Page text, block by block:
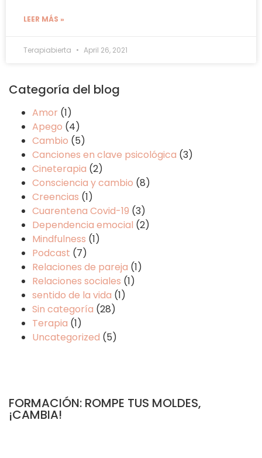
LEER MÁS »
Terapiabierta April 26, 2021
Categoría del blog
Amor (1)
Apego (4)
Cambio (5)
Canciones en clave psicológica (3)
Cineterapia (2)
Consciencia y cambio (8)
Creencias (1)
Cuarentena Covid-19 (3)
Dependencia emocial (2)
Mindfulness (1)
Podcast (7)
Relaciones de pareja (1)
Relaciones sociales (1)
sentido de la vida (1)
Sin categoría (28)
Terapia (1)
Uncategorized (5)
FORMACIÓN: ROMPE TUS MOLDES,
¡CAMBIA!